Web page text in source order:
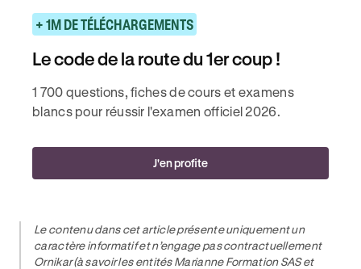
+ 1M DE TÉLÉCHARGEMENTS
Le code de la route du 1er coup !
1 700 questions, fiches de cours et examens
blancs pour réussir l'examen officiel 2026.
J'en profite
Le contenu dans cet article présente uniquement un
caractère informatif et n’engage pas contractuellement
Ornikar (à savoir les entités Marianne Formation SAS et